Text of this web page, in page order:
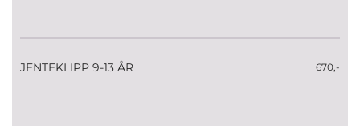
JENTEKLIPP 9-13 ÅR 670,-